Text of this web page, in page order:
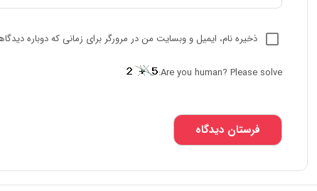
ذخیره نام، ایمیل و وبسایت من در مرورگر برای زمانی که دوباره
Are you human? Please solve: